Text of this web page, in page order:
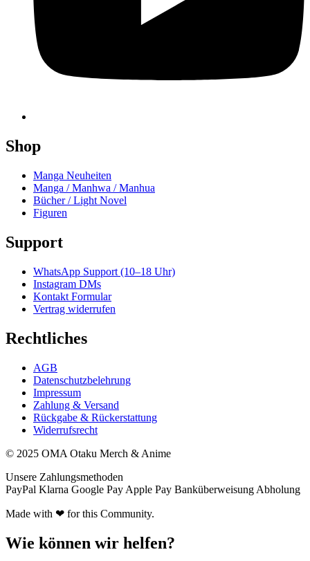
Shop
Manga Neuheiten
Manga / Manhwa / Manhua
Bücher / Light Novel
Figuren
Support
WhatsApp Support (10–18 Uhr)
Instagram DMs
Kontakt Formular
Vertrag widerrufen
Rechtliches
AGB
Datenschutzbelehrung
Impressum
Zahlung & Versand
Rückgabe & Rückerstattung
Widerrufsrecht
© 2025 OMA Otaku Merch & Anime
Unsere Zahlungsmethoden
PayPal Klarna Google Pay Apple Pay Banküberweisung Abholung
Made with ❤ for this Community.
Wie können wir helfen?